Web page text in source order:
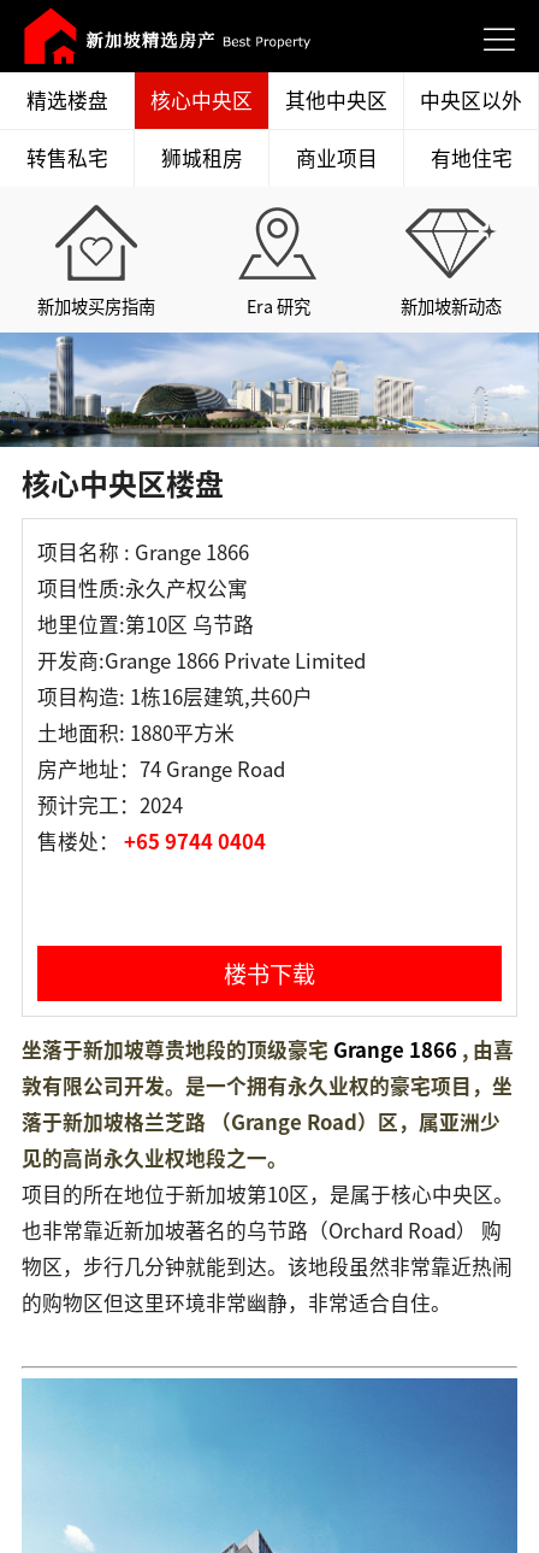
精选楼盘 核心中央区 其他中央区
中央区以外
转售私宅
狮城租房 商业项目 有地住宅
新加坡买房指南 Era 研究 新加坡新动态
核心中央区楼盘
项目名称 : Grange 1866
项目性质:永久产权公寓
地里位置:第10区 乌节路
开发商:Grange 1866 Private Limited
项目构造: 1栋16层建筑,共60户
土地面积: 1880平方米
房产地址：74 Grange Road
预计完工：2024
售楼处： +65 9744 0404
楼书下载
坐落于新加坡尊贵地段的顶级豪宅 Grange 1866, 由喜
敦有限公司开发。是一个拥有永久业权的豪宅项目，坐
落于新加坡格兰芝路 （Grange Road）区，属亚洲少
见的高尚永久业权地段之一。
项目的所在地位于新加坡第10区，是属于核心中央区。
也非常靠近新加坡著名的乌节路（Orchard Road） 购
物区，步行几分钟就能到达。该地段虽然非常靠近热闹
的购物区但这里环境非常幽静，非常适合自住。